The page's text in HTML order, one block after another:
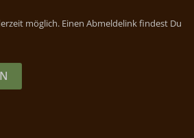
möglich. Einen Abmeldelink findest Du